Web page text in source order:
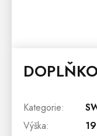
Kategorie:
Výška: